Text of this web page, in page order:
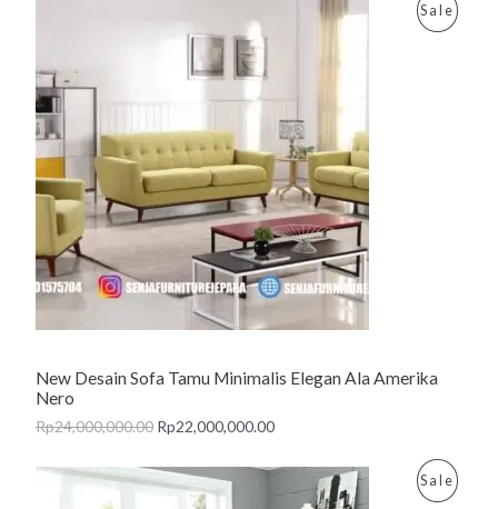
Sale P
New Desain Sofa Tamu Minimalis Elegan Ala Amerika
Nero
Rp24,000,000.00 Rp22,000,000.00
Sale P